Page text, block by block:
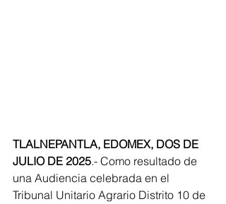
TLALNEPANTLA, EDOMEX, DOS DE
JULIO DE 2025.- Como resultado de
una Audiencia celebrada en el
Tribunal Unitario Agrario Distrito 10 de